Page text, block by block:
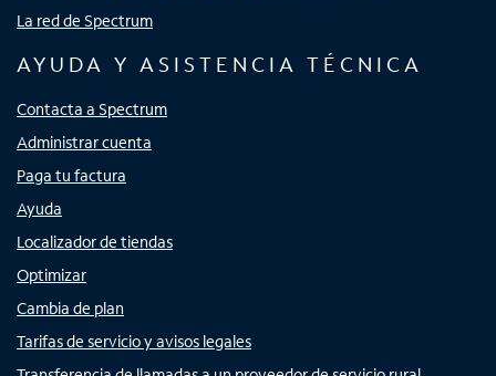
La red de Spectrum
AYUDA Y ASISTENCIA TÉCNICA
Contacta a Spectrum
Administrar cuenta
Paga tu factura
Ayuda
Localizador de tiendas
Optimizar
Cambia de plan
Tarifas de servicio y avisos legales